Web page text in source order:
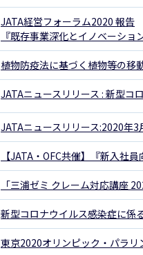
JATA経営フォーラム2020 報告
『既存事業深化とイノベーシ
植物防疫法に基づく植物等の移
JATAニュースリリース : 新型コ
JATAニュースリリース:2020年
【JATA・OFC共催】『新入社
「三浦ゼミ クレーム対応講座
新型コロナウイルス感染症に係
東京2020オリンピック・パラ